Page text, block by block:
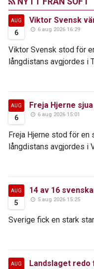
AUG
6
Viktor Svensk
6 aug 2026 16:29
Viktor Svensk stod för
långdistans avgjordes i
AUG
6
Freja Hjerne
6 aug 2026 15:01
Freja Hjerne stod för en
långdistans avgjordes i
AUG
5
14 av 16
5 aug 2026 15:25
Sverige fick en stark
AUG Landslaget